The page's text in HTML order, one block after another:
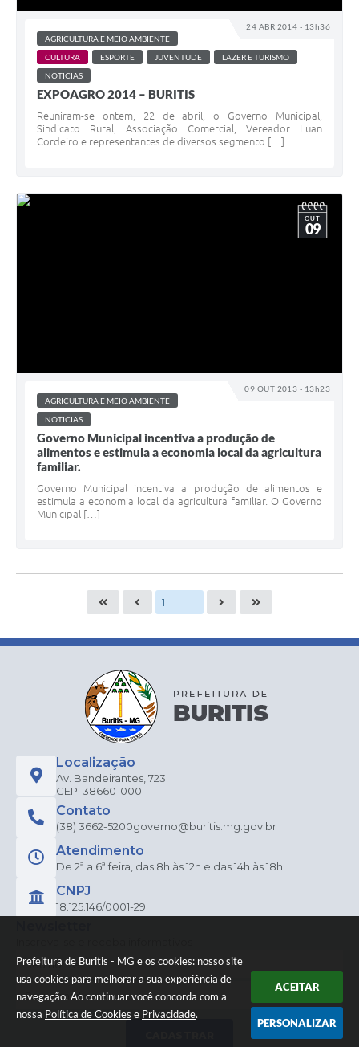
Prefeitura de Buritis - MG e os cookies: nosso site
usa cookies para melhorar a sua experiência de
navegação. Ao continuar você concorda com a
nossa Política de Cookies e Privacidade.
ACEITAR
PERSONALIZAR
24 ABR 2014 - 13h36
AGRICULTURA E MEIO AMBIENTE
CULTURA
ESPORTE JUVENTUDE
LAZER E TURISMO
NOTICIAS
EXPOAGRO 2014 – BURITIS
Reuniram-se ontem, 22 de abril, o Governo Municipal,
Sindicato Rural, Associação Comercial, Vereador Luan
Cordeiro e representantes de diversos segmento […]
09 OUT 2013 - 13h23
OUT
09
AGRICULTURA E MEIO AMBIENTE
NOTICIAS
Governo Municipal incentiva a produção de
alimentos e estimula a economia local da agricultura
familiar.
Governo Municipal incentiva a produção de alimentos e
estimula a economia local da agricultura familiar. O Governo
Municipal […]
Localização
Av. Bandeirantes, 723
CEP: 38660-000
Contato
(38) 3662-5200governo@buritis.mg.gov.br
Atendimento
De 2ª a 6ª feira, das 8h às 12h e das 14h às 18h.
CNPJ
18.125.146/0001-29